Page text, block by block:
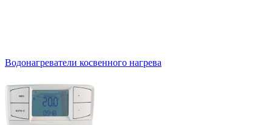
Водонагреватели косвенного нагрева